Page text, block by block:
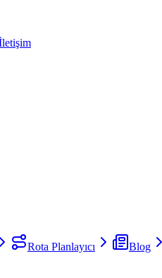
Rota Planlayıcı Blog